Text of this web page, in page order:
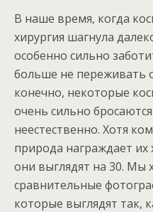
В наше время, когда
хирургия шагнула
особенно сильно
больше не переживать
конечно, некоторые
очень сильно
неестественно. Хотя
природа награждает
они выглядят на 30. Мы
сравнительные
которые выглядят так,